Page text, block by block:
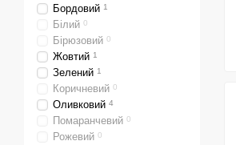
Бордовий 1
Білий 0
Бірюзовий 0
Жовтий 1
Зелений 1
Коричневий 0
Оливковий 4
Помаранчевий 0
Рожевий 0